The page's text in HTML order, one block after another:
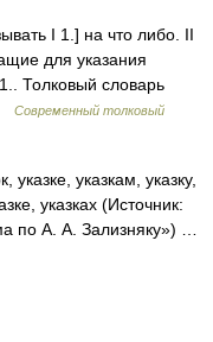
I 1.] на что либо. II
для указания
Толковый словарь
Современный толковый
указке, указкам, указку,
указках (Источник:
по А. А. Зализняку») …